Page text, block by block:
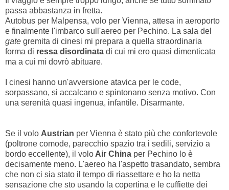
passa abbastanza in fretta.
Autobus per Malpensa, volo per Vienna, attesa in aeroporto
e finalmente l'imbarco sull'aereo per Pechino. La sala del
gate gremita di cinesi mi prepara a quella straordinaria
forma di ressa disordinata di cui mi ero quasi dimenticata
ma a cui mi dovrò abituare.
I cinesi hanno un'avversione atavica per le code,
sorpassano, si accalcano e spintonano senza motivo. Con
una serenità quasi ingenua, infantile. Disarmante.
Se il volo Austrian per Vienna è stato più che confortevole
(poltrone comode, parecchio spazio tra i sedili, servizio a
bordo eccellente), il voloAir China per Pechino lo è
decisamente meno. L'aereo ha l'aspetto trasandato, sembra
che non ci sia stato il tempo di riassettare e ho la netta
sensazione che sto usando la copertina e le cuffiette dei